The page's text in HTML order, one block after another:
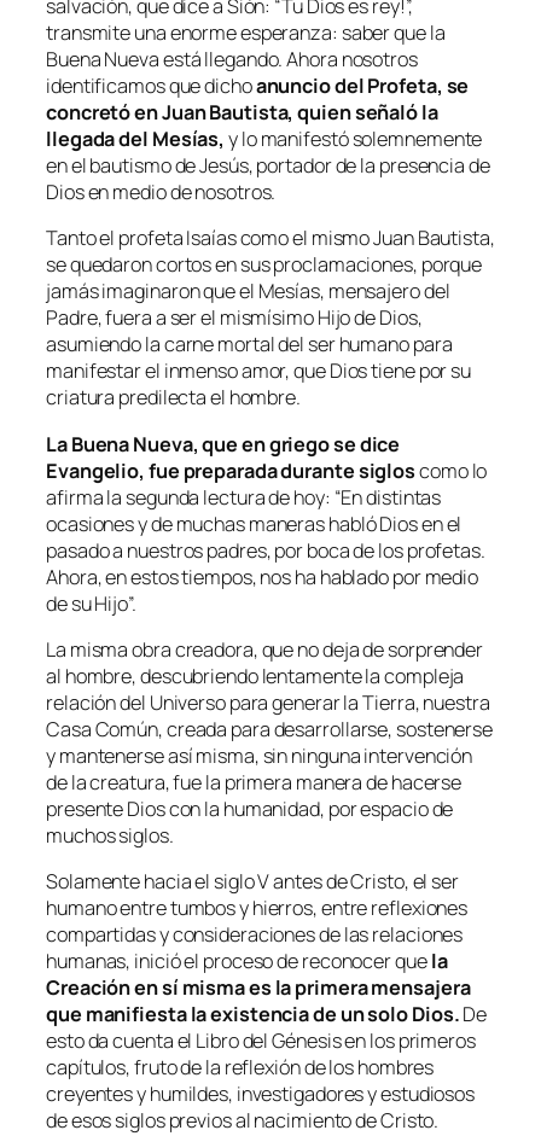
salvación, que dice a Sión: “Tu Dios es rey!”,
transmite una enorme esperanza: saber que la
Buena Nueva está llegando. Ahora nosotros
identificamos que dichoanuncio del Profeta, se
concretó en Juan Bautista, quien señaló la
llegada del Mesías, y lo manifestó solemnemente
en el bautismo de Jesús, portador de la presencia de
Dios en medio de nosotros.
Tanto el profeta Isaías como el mismo Juan Bautista,
se quedaron cortos en sus proclamaciones, porque
jamás imaginaron que el Mesías, mensajero del
Padre, fuera a ser el mismísimo Hijo de Dios,
asumiendo la carne mortal del ser humano para
manifestar el inmenso amor, que Dios tiene por su
criatura predilecta el hombre.
La Buena Nueva, que en griego se dice
Evangelio, fue preparada durante sigloscomo lo
afirma la segunda lectura de hoy: “En distintas
ocasiones y de muchas maneras habló Dios en el
pasado a nuestros padres, por boca de los profetas.
Ahora, en estos tiempos, nos ha hablado por medio
de su Hijo”.
La misma obra creadora, que no deja de sorprender
al hombre, descubriendo lentamente la compleja
relación del Universo para generar la Tierra, nuestra
Casa Común, creada para desarrollarse, sostenerse
y mantenerse así misma, sin ninguna intervención
de la creatura, fue la primera manera de hacerse
presente Dios con la humanidad, por espacio de
muchos siglos.
Solamente hacia el siglo V antes de Cristo, el ser
humano entre tumbos y hierros, entre reflexiones
compartidas y consideraciones de las relaciones
humanas, inició el proceso de reconocer quela
Creación en sí misma es la primera mensajera
que manifiesta la existencia de un solo Dios.De
esto da cuenta el Libro del Génesis en los primeros
capítulos, fruto de la reflexión de los hombres
creyentes y humildes, investigadores y estudiosos
de esos siglos previos al nacimiento de Cristo.